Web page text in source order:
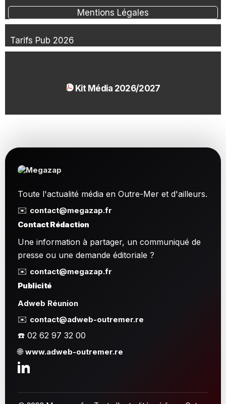
Mentions Légales
Tarifs Pub 2026
Kit Média 2026/2027
Toute l'actualité média en Outre-Mer et d'ailleurs.
✉️ contact@megazap.fr
Contact Rédaction
Une information à partager, un communiqué de
presse ou une demande éditoriale ?
✉️ contact@megazap.fr
Publicité
Adweb Réunion
✉️ contact@adweb-outremer.re
☎️ 02 62 97 32 00
🌐www.adweb-outremer.re